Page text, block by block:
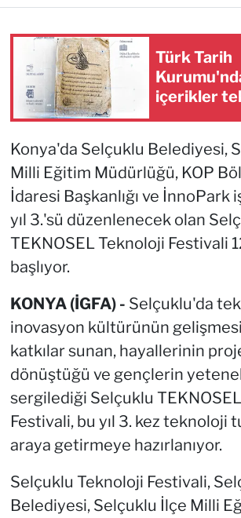
Türk Tarih
içerikler
Konya'da Selçuklu Belediyesi,
Milli Eğitim Müdürlüğü, KOP
İdaresi Başkanlığı ve İnnoPark
yıl 3.'sü düzenlenecek olan
TEKNOSEL Teknoloji Festivali
başlıyor.
KONYA (İGFA) - Selçuklu'da
inovasyon kültürünün
katkılar sunan, hayallerinin
dönüştüğü ve gençlerin
sergilediği Selçuklu
Festivali, bu yıl 3. kez teknoloji
araya getirmeye hazırlanıyor.
Selçuklu Teknoloji Festivali,
Belediyesi, Selçuklu İlçe Milli